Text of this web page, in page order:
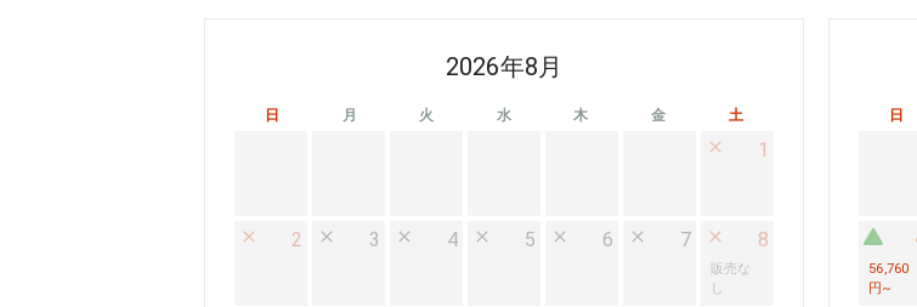
2026年8月
日 月 火 水 木 金 土
1
2 3 4 5 6 7 8
販売な
し
日
56,760
円 ~